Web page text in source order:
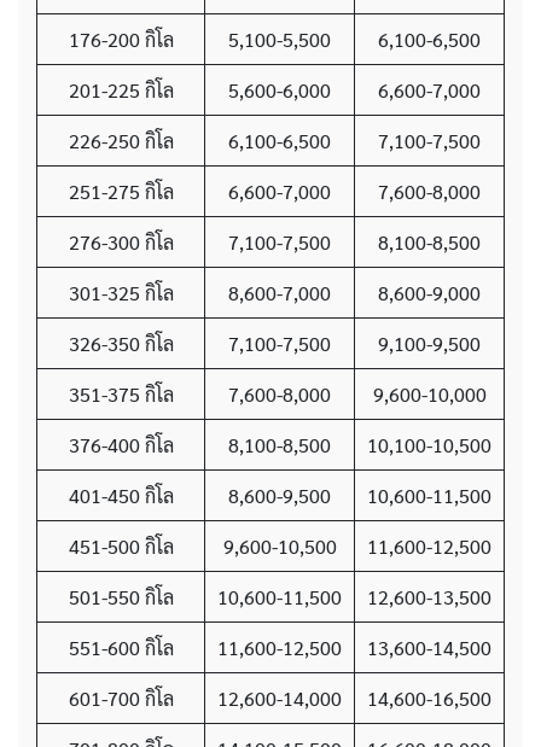
176-200 กิโล
5,100-5,500
6,100-6,500
201-225 กิโล
5,600-6,000
6,600-7,000
226-250 กิโล
6,100-6,500
7,100-7,500
251-275 กิโล
6,600-7,000
7,600-8,000
276-300 กิโล
7,100-7,500
8,100-8,500
301-325 กิโล
8,600-7,000
8,600-9,000
326-350 กิโล
7,100-7,500
9,100-9,500
351-375 กิโล
7,600-8,000
9,600-10,000
376-400 กิโล
8,100-8,500
10,100-10,500
401-450 กิโล
8,600-9,500
10,600-11,500
451-500 กิโล
9,600-10,500
11,600-12,500
501-550 กิโล
10,600-11,500
12,600-13,500
551-600 กิโล
11,600-12,500
13,600-14,500
601-700 กิโล
12,600-14,000
14,600-16,500